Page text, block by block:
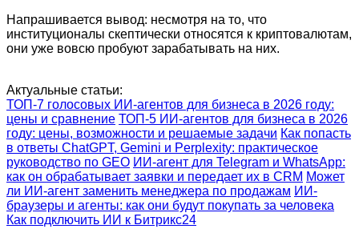
Напрашивается вывод: несмотря на то, что
институционалы скептически относятся к криптовалютам,
они уже вовсю пробуют зарабатывать на них.
Актуальные статьи:
ТОП-7 голосовых ИИ-агентов для бизнеса в 2026 году:
цены и сравнение ТОП-5 ИИ-агентов для бизнеса в 2026
году: цены, возможности и решаемые задачи Как попасть
в ответы ChatGPT, Gemini и Perplexity: практическое
руководство по GEO ИИ-агент для Telegram и WhatsApp:
как он обрабатывает заявки и передает их в CRM Может
ли ИИ-агент заменить менеджера по продажам ИИ-
браузеры и агенты: как они будут покупать за человека
Как подключить ИИ к Битрикс24